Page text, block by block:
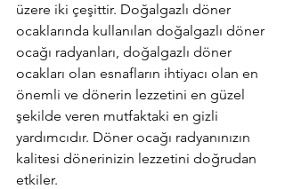
üzere iki çeşittir. Doğalgazlı döner
ocaklarında kullanılan doğalgazlı döner
ocağı radyanları, doğalgazlı döner
ocakları olan esnafların ihtiyacı olan en
önemli ve dönerin lezzetini en güzel
şekilde veren mutfaktaki en gizli
yardımcıdır. Döner ocağı radyanınızın
kalitesi dönerinizin lezzetini doğrudan
etkiler.